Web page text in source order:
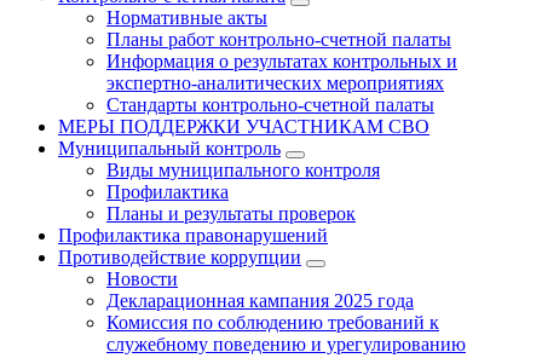
Нормативные акты
Планы работ контрольно-счетной палаты
Информация о результатах контрольных и
экспертно-аналитических мероприятиях
Стандарты контрольно-счетной палаты
МЕРЫ ПОДДЕРЖКИ УЧАСТНИКАМ СВО
Муниципальный контроль
Виды муниципального контроля
Профилактика
Планы и результаты проверок
Профилактика правонарушений
Противодействие коррупции
Новости
Декларационная кампания 2025 года
Комиссия по соблюдению требований к
служебному поведению и урегулированию